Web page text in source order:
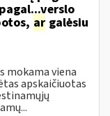
pagal...verslo
ar galėsiu
mokama viena
apskaičiuotas